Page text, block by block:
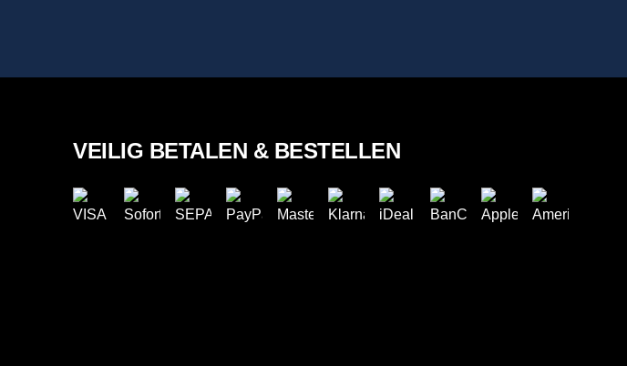
VEILIG BETALEN & BESTELLEN